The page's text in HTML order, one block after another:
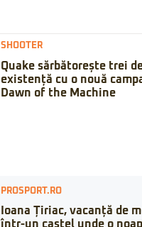
SHOOTER
Quake sărbătorește trei
existență cu o nouă
Dawn of the Machine
PROSPORT.RO
Ioana Țiriac, vacanță de
într-un castel unde o